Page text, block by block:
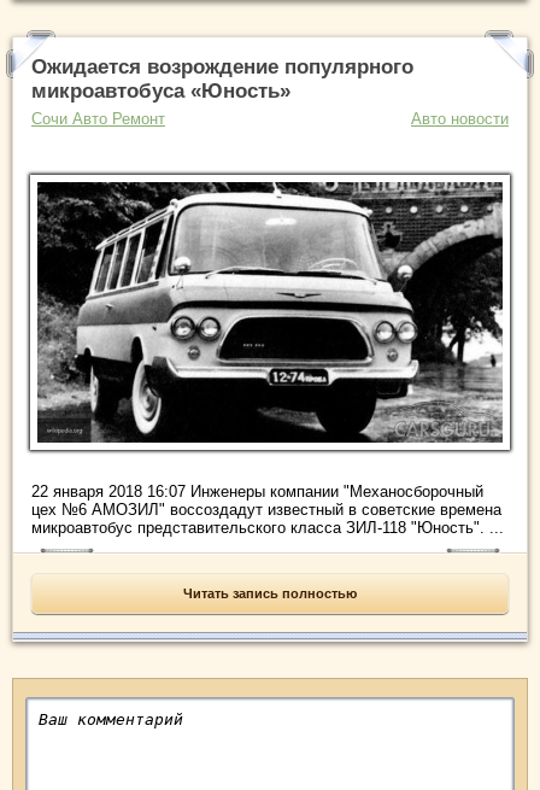
Ожидается возрождение популярного
микроавтобуса «Юность»
Сочи Авто Ремонт Авто новости
22 января 2018 16:07 Инженеры компании "Механосборочный
цех №6 АМОЗИЛ" воссоздадут известный в советские времена
микроавтобус представительского класса ЗИЛ-118 "Юность". ...
Читать запись полностью